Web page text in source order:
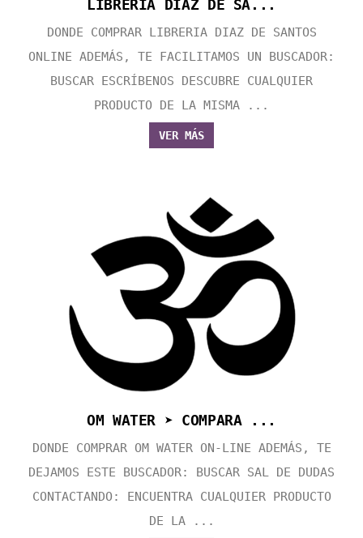
LIBRERIA DIAZ DE SA...
DONDE COMPRAR LIBRERIA DIAZ DE SANTOS
ONLINE ADEMÁS, TE FACILITAMOS UN BUSCADOR:
BUSCAR ESCRÍBENOS DESCUBRE CUALQUIER
PRODUCTO DE LA MISMA ...
VER MÁS
OM WATER ➤ COMPARA ...
DONDE COMPRAR OM WATER ON-LINE ADEMÁS, TE
DEJAMOS ESTE BUSCADOR: BUSCAR SAL DE DUDAS
CONTACTANDO: ENCUENTRA CUALQUIER PRODUCTO
DE LA ...